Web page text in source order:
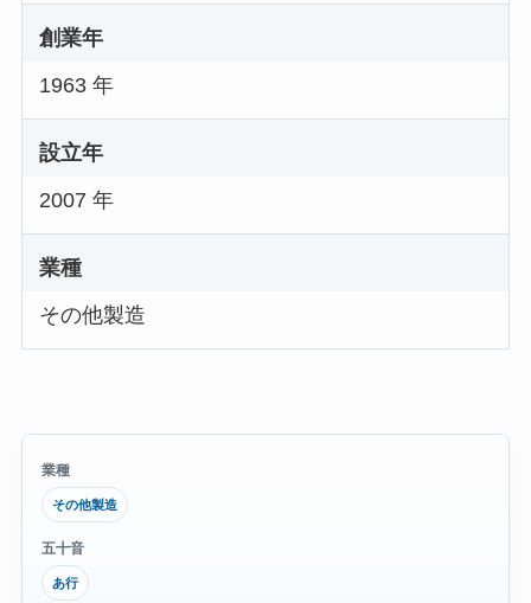
創業年
1963 年
設立年
2007 年
業種
その他製造
業種
その他製造
五十音
あ行